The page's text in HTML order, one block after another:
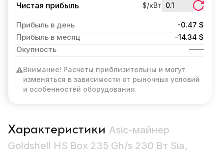
Чистая прибыль $/кВт
Прибыль в день
-0.47 $
Прибыль в месяц
-14.34 $
Окупность
Внимание! Расчеты приблизительны и могут
изменяться в зависимости от рыночных условий
и особенностей оборудования.
Характеристики Asic-майнер
Goldshell HS Box 235 Gh/s 230 Вт Sia,